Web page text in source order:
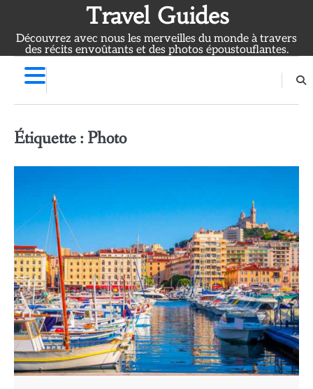
content
Travel Guides
Découvrez avec nous les merveilles du monde à travers
des récits envoûtants et des photos époustouflantes.
Étiquette : Photo